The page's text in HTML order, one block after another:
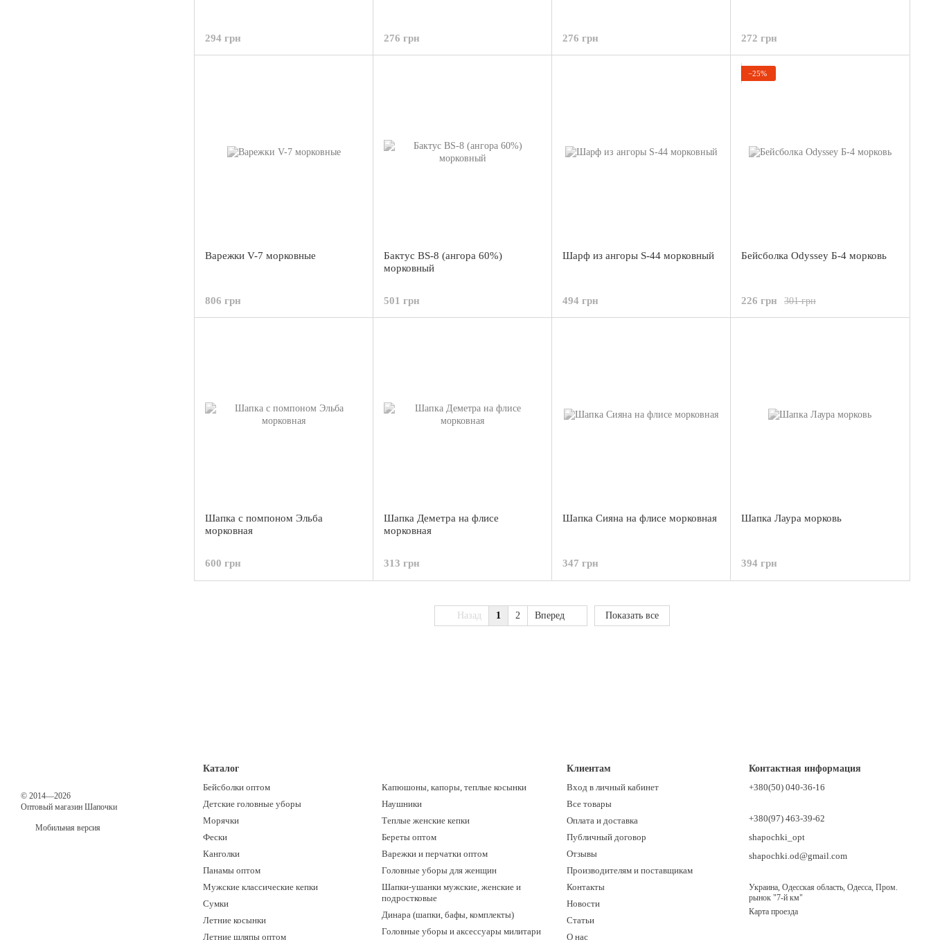
294 грн 276 грн 276 грн 272 грн
Варежки V-7 морковные
806 грн
Бактус BS-8 (ангора 60%)
морковный
501 грн
Шарф из ангоры S-44 морковный
494 грн
−25%
Бейсболка Odyssey Б-4 морковь
301 грн
226 грн
Шапка с помпоном Эльба
морковная
600 грн
Шапка Деметра на флисе
морковная
313 грн
Шапка Сияна на флисе морковная
347 грн
Шапка Лаура морковь
394 грн
Назад 1 2 Вперед Показать все
© 2014—2026
Оптовый магазин Шапочки
Мобильная версия
Каталог
Бейсболки оптом
Детские головные уборы
Морячки
Фески
Канголки
Панамы оптом
Мужские классические кепки
Сумки
Летние косынки
Летние шляпы оптом
Капюшоны, капоры, теплые косынки
Наушники
Теплые женские кепки
Береты оптом
Варежки и перчатки оптом
Головные уборы для женщин
Шапки-ушанки мужские, женские и
подростковые
Динара (шапки, бафы, комплекты)
Головные уборы и аксессуары милитари
Клиентам
Вход в личный кабинет
Все товары
Оплата и доставка
Публичный договор
Отзывы
Производителям и поставщикам
Контакты
Новости
Статьи
О нас
Контактная информация
+380(50) 040-36-16
+380(97) 463-39-62
shapochki_opt
shapochki.od@gmail.com
Украина, Одесская область, Одесса, Пром.
рынок "7-й км"
Карта проезда